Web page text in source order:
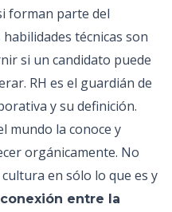
forman parte del
técnicas son
si un candidato puede
RH es el guardián de
y su definición.
mundo la conoce y
orgánicamente. No
en sólo lo que es y
entre la